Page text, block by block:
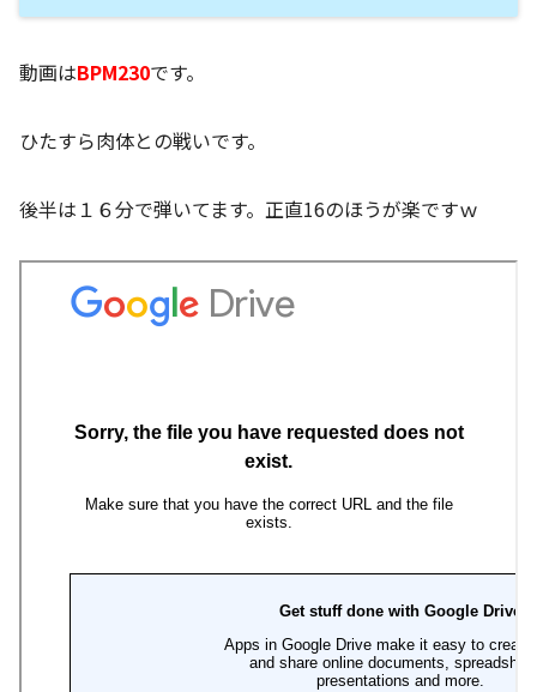
動画はBPM230です。
ひたすら肉体との戦いです。
後半は１６分で弾いてます。正直16のほうが楽ですｗ